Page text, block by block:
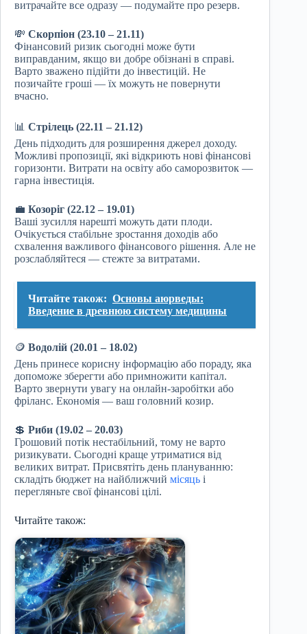
витрачайте все одразу — подумайте про резерв.
💸 Скорпіон (23.10 – 21.11)
Фінансовий ризик сьогодні може бути
виправданим, якщо ви добре обізнані в справі.
Варто зважено підійти до інвестицій. Не
позичайте гроші — їх можуть не повернути
вчасно.
📊 Стрілець (22.11 – 21.12)
День підходить для розширення джерел доходу.
Можливі пропозиції, які відкриють нові фінансові
горизонти. Витрати на освіту або саморозвиток —
гарна інвестиція.
💼 Козоріг (22.12 – 19.01)
Ваші зусилля нарешті можуть дати плоди.
Очікується стабільне зростання доходів або
схвалення важливого фінансового рішення. Але не
розслабляйтеся — стежте за витратами.
Читайте також: Основы аюрведы:
Введение в древнюю систему медицины
🪙 Водолій (20.01 – 18.02)
День принесе корисну інформацію або пораду, яка
допоможе зберегти або примножити капітал.
Варто звернути увагу на онлайн-заробітки або
фріланс. Економія — ваш головний козир.
💲 Риби (19.02 – 20.03)
Грошовий потік нестабільний, тому не варто
ризикувати. Сьогодні краще утриматися від
великих витрат. Присвятіть день плануванню:
складіть бюджет на найближчий місяць і
перегляньте свої фінансові цілі.
Читайте також: